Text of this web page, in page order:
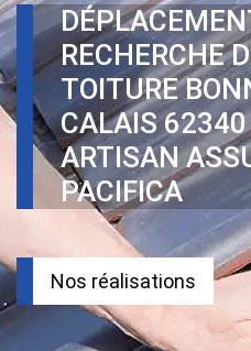
RECHERCHE
TOITURE
CALAIS 62340
ARTISAN
PACIFICA
Nos réalisations